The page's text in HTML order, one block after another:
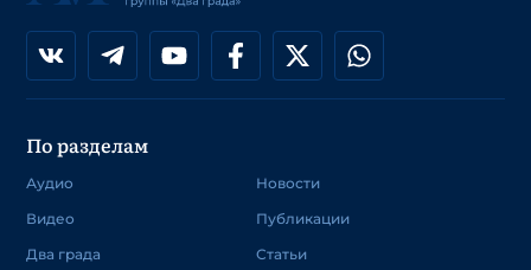
По разделам
Аудио
Видео
Два града
Новости
Публикации
Статьи